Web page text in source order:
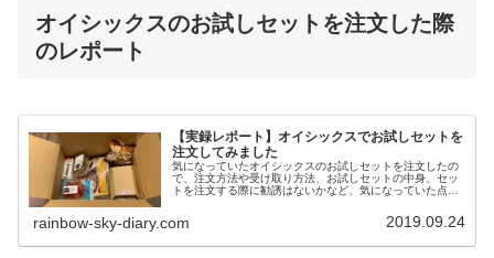
オイシックスのお試しセットを注文した際
のレポート
【実録レポート】オイシックスでお試しセットを
注文してみました
気になっていたオイシックスのお試しセットを注文したの
で、注文方法や受け取り方法、お試しセットの中身、セッ
トを注文する際に勧誘はないかなど、気になっていた点を
rainbow-sky-diary.com 2019.09.24